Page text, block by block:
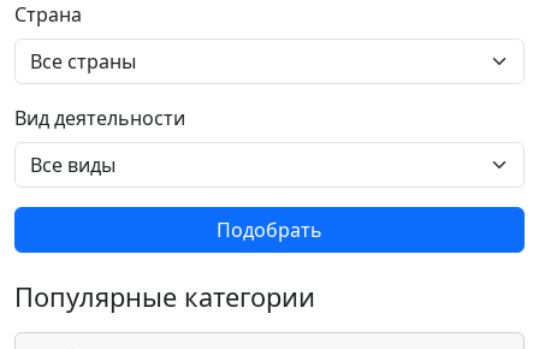
Страна
Вид деятельности
Подобрать
Популярные категории